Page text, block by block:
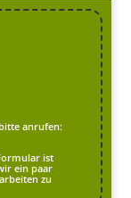
anrufen:
ist
ein paar
zu